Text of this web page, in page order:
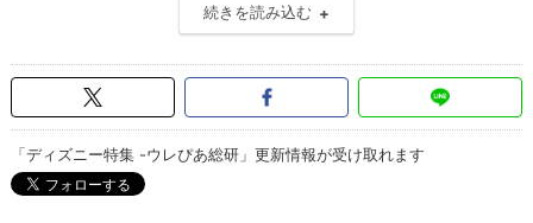
続きを読み込む
「ディズニー特集 -ウレぴあ総研」更新情報が受け取れます